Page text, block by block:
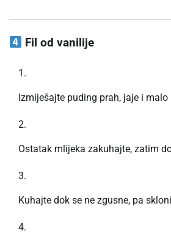
Fil od vanilije
Izmiješajte puding prah, jaje i malo
Ostatak mlijeka zakuhajte, zatim
Kuhajte dok se ne zgusne, pa